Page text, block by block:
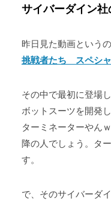
サイバーダイン
昨日見た動画という
挑戦者たち スペシ
その中で最初に登場
ボットスーツを開発
ターミネーターやん
降の人でしょう。タ
す。
で、そのサイバーダ